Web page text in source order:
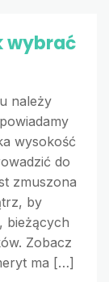
wybrać
należy
wysokość
do
zmuszona
by
bieżących
Zobacz
ma […]